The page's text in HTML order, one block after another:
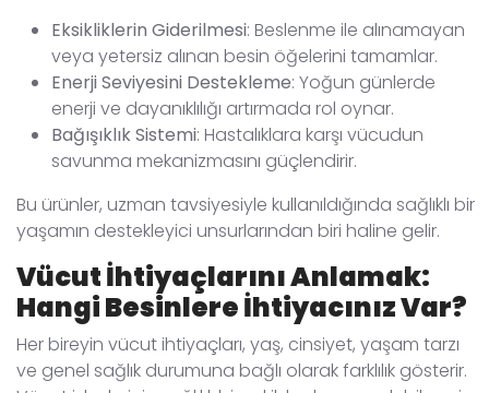
Eksikliklerin Giderilmesi: Beslenme ile alınamayan
veya yetersiz alınan besin öğelerini tamamlar.
Enerji Seviyesini Destekleme: Yoğun günlerde
enerji ve dayanıklılığı artırmada rol oynar.
Bağışıklık Sistemi: Hastalıklara karşı vücudun
savunma mekanizmasını güçlendirir.
Bu ürünler, uzman tavsiyesiyle kullanıldığında sağlıklı bir
yaşamın destekleyici unsurlarından biri haline gelir.
Vücut İhtiyaçlarını Anlamak:
Hangi Besinlere İhtiyacınız Var?
Her bireyin vücut ihtiyaçları, yaş, cinsiyet, yaşam tarzı
ve genel sağlık durumuna bağlı olarak farklılık gösterir.